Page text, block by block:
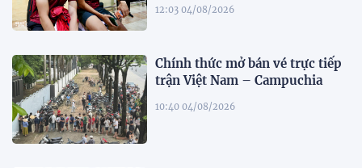
12:03 04/08/2026
Chính thức mở bán vé trực tiếp
trận Việt Nam – Campuchia
10:40 04/08/2026